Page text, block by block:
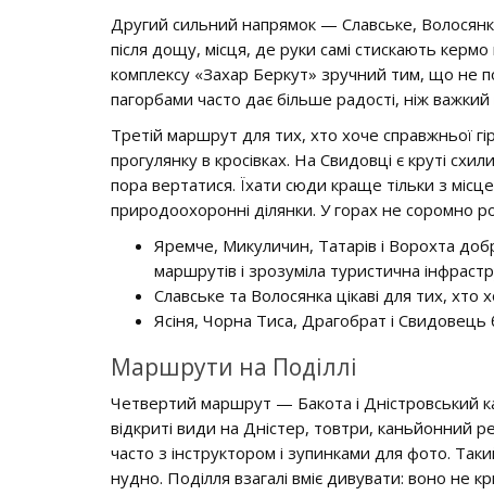
Другий сильний напрямок — Славське,
після дощу, місця, де руки самі стискають
комплексу «Захар Беркут» зручний тим, що не
пагорбами часто дає більше радості, ніж
Третій маршрут для тих, хто хоче справжньої
прогулянку в кросівках. На Свидовці є круті
пора вертатися. Їхати сюди краще тільки з
природоохоронні ділянки. У горах не соромно
Яремче, Микуличин, Татарів і Ворохта
маршрутів і зрозуміла туристична
Славське та Волосянка цікаві для тих, хто
Ясіня, Чорна Тиса, Драгобрат і Свидовець
Маршрути на Поділлі
Четвертий маршрут — Бакота і Дністровський
відкриті види на Дністер, товтри, каньйонний
часто з інструктором і зупинками для фото.
нудно. Поділля взагалі вміє дивувати: воно